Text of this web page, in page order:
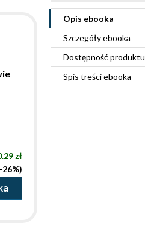
Opis ebooka
Szczegółyebooka
Dostępność produktu
Spis treściebooka
zł
26%)